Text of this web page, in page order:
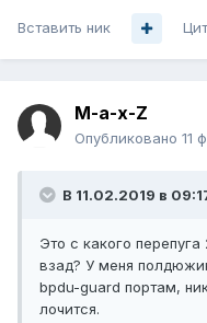
Вставить ник
M-a-x-Z
Опубликовано 11
В 11.02.2019 в
Это с какого перепуга
взад? У меня
bpdu-guard портам,
лочится.